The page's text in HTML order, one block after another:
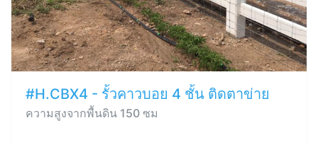
#H.CBX4 - รั้วคาวบอย 4 ชั้น ติดตาข่าย
ความสูงจากพื้นดิน 150 ซม